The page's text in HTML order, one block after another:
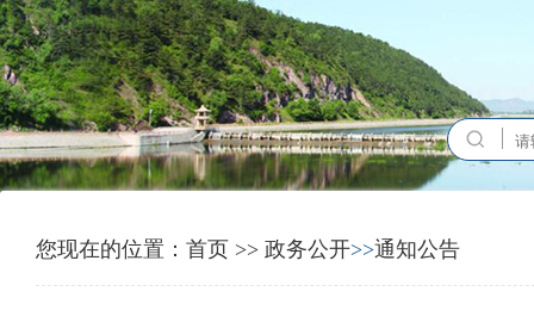
您现在的位置： 首页 >> 政务公开>>通知公告